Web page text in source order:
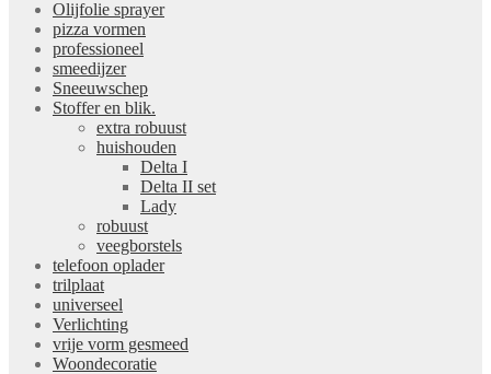
Olijfolie sprayer
pizza vormen
professioneel
smeedijzer
Sneeuwschep
Stoffer en blik.
extra robuust
huishouden
Delta I
Delta II set
Lady
robuust
veegborstels
telefoon oplader
trilplaat
universeel
Verlichting
vrije vorm gesmeed
Woondecoratie